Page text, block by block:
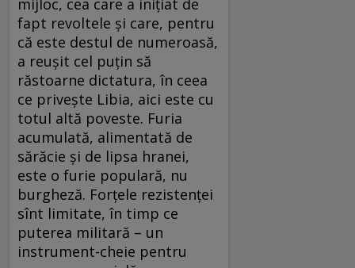
mijloc, cea care a iniţiat de
fapt revoltele şi care, pentru
că este destul de numeroasă,
a reuşit cel puţin să
răstoarne dictatura, în ceea
ce priveşte Libia, aici este cu
totul altă poveste. Furia
acumulată, alimentată de
sărăcie şi de lipsa hranei,
este o furie populară, nu
burgheză. Forţele rezistenţei
sînt limitate, în timp ce
puterea militară – un
instrument-cheie pentru